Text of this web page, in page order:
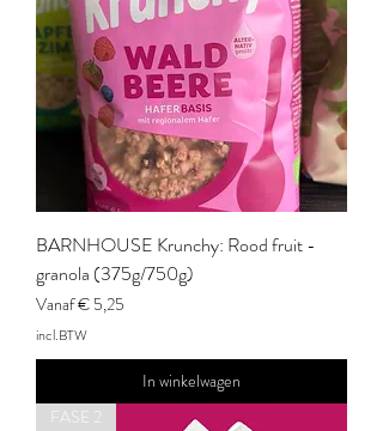
BARNHOUSE Krunchy: Rood fruit -
granola (375g/750g)
Vanaf€ 5,25
Verkoopprijs
incl.BTW
In winkelwagen
FASE 2